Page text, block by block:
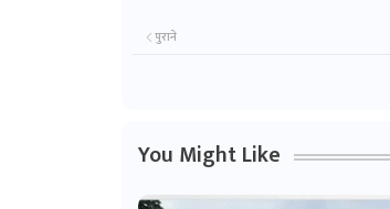
पुराने
You Might Like